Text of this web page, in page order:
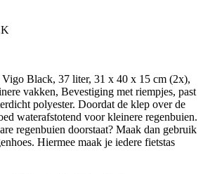
Black, 37 liter, 31 x 40 x 15 cm (2x),
vakken, Bevestiging met riempjes, past
polyester. Doordat de klep over de
waterafstotend voor kleinere regenbuien.
regenbuien doorstaat? Maak dan gebruik
Hiermee maak je iedere fietstas